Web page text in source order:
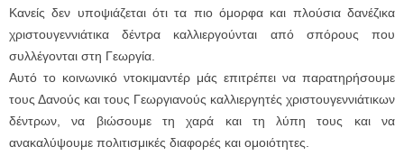
Κανείς δεν υποψιάζεται ότι τα πιο όμορφα και πλούσια δανέζικα
χριστουγεννιάτικα δέντρα καλλιεργούνται από σπόρους που
συλλέγονται στη Γεωργία.
Αυτό το κοινωνικό ντοκιμαντέρ μάς επιτρέπει να παρατηρήσουμε
τους Δανούς και τους Γεωργιανούς καλλιεργητές χριστουγεννιάτικων
δέντρων, να βιώσουμε τη χαρά και τη λύπη τους και να
ανακαλύψουμε πολιτισμικές διαφορές και ομοιότητες.